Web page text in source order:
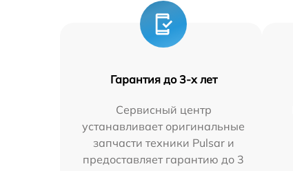
Гарантия до 3-х лет
Сервисный центр
устанавливает оригинальные
запчасти техники Pulsar и
предоставляет гарантию до 3